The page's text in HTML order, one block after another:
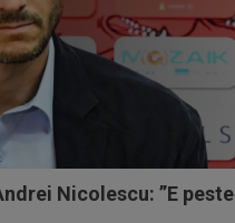
Nicolescu: ”E peste